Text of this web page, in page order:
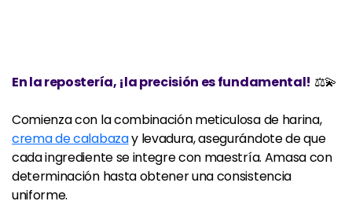
En la repostería, ¡la precisión es fundamental! ⚖️💫
Comienza con la combinación meticulosa de harina,
crema de calabazay levadura, asegurándote de que
cada ingrediente se integre con maestría. Amasa con
determinación hasta obtener una consistencia
uniforme.